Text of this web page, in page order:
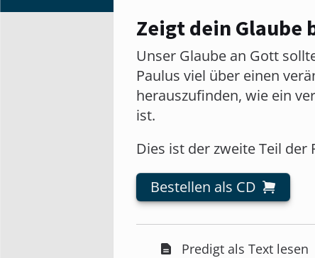
Zeigt dein Glaube
Unser Glaube an Gott
Paulus viel über einen
herauszufinden, wie ein
ist.
Dies ist der zweite Teil der
Bestellen als CD
Predigt als Text lesen